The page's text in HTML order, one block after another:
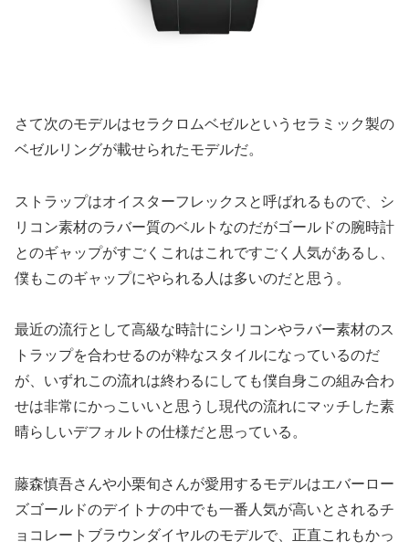
さて次のモデルはセラクロムベゼルというセラミック製の
ベゼルリングが載せられたモデルだ。
ストラップはオイスターフレックスと呼ばれるもので、シ
リコン素材のラバー質のベルトなのだがゴールドの腕時計
とのギャップがすごくこれはこれですごく人気があるし、
僕もこのギャップにやられる人は多いのだと思う。
最近の流行として高級な時計にシリコンやラバー素材のス
トラップを合わせるのが粋なスタイルになっているのだ
が、いずれこの流れは終わるにしても僕自身この組み合わ
せは非常にかっこいいと思うし現代の流れにマッチした素
晴らしいデフォルトの仕様だと思っている。
藤森慎吾さんや小栗旬さんが愛用するモデルはエバーロー
ズゴールドのデイトナの中でも一番人気が高いとされるチ
ョコレートブラウンダイヤルのモデルで、正直これもかっ